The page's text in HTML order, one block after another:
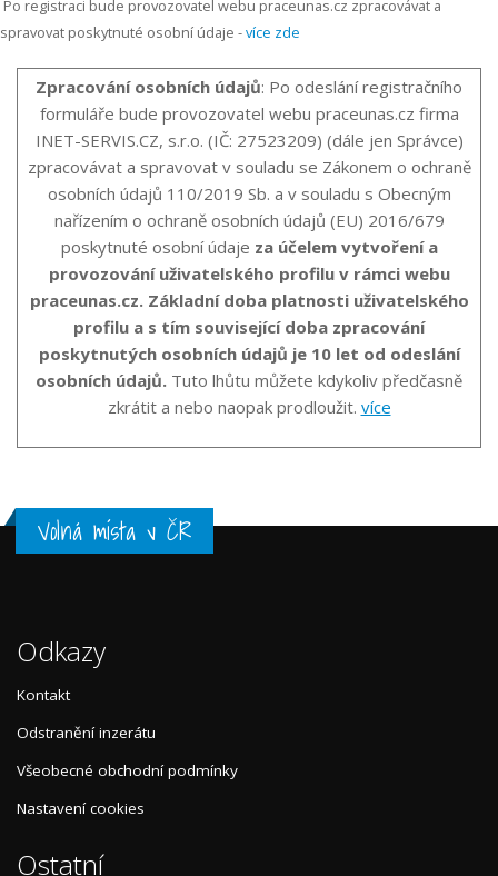
Po registraci bude provozovatel webu praceunas.cz zpracovávat a
spravovat poskytnuté osobní údaje -více zde
Zpracování osobních údajů: Po odeslání registračního
formuláře bude provozovatel webu praceunas.cz firma
INET-SERVIS.CZ, s.r.o. (IČ: 27523209) (dále jen Správce)
zpracovávat a spravovat v souladu se Zákonem o ochraně
osobních údajů 110/2019 Sb. a v souladu s Obecným
nařízením o ochraně osobních údajů (EU) 2016/679
poskytnuté osobní údaje za účelem vytvoření a
provozování uživatelského profilu v rámci webu
praceunas.cz. Základní doba platnosti uživatelského
profilu a s tím související doba zpracování
poskytnutých osobních údajů je 10 let od odeslání
osobních údajů. Tuto lhůtu můžete kdykoliv předčasně
zkrátit a nebo naopak prodloužit. více
Volná místa v ČR
Odkazy
Kontakt
Odstranění inzerátu
Všeobecné obchodní podmínky
Nastavení cookies
Ostatní